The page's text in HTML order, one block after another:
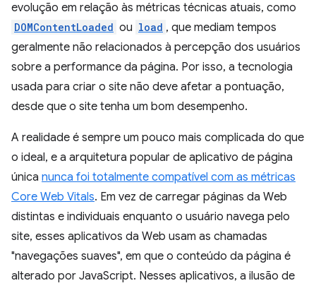
evolução em relação às métricas técnicas atuais, como
DOMContentLoaded ou load , que mediam tempos
geralmente não relacionados à percepção dos usuários
sobre a performance da página. Por isso, a tecnologia
usada para criar o site não deve afetar a pontuação,
desde que o site tenha um bom desempenho.
A realidade é sempre um pouco mais complicada do que
o ideal, e a arquitetura popular de aplicativo de página
única nunca foi totalmente compatível com as métricas
Core Web Vitals. Em vez de carregar páginas da Web
distintas e individuais enquanto o usuário navega pelo
site, esses aplicativos da Web usam as chamadas
"navegações suaves", em que o conteúdo da página é
alterado por JavaScript. Nesses aplicativos, a ilusão de